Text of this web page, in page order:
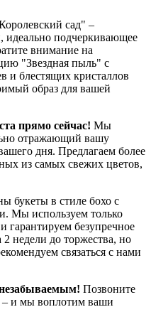
сад" –
идеально подчеркивающее
внимание на
"Звездная пыль" с
и блестящих кристаллов
образ для вашей
прямо сейчас! Мы
отражающий вашу
дня. Предлагаем более
из самых свежих цветов,
букеты в стиле бохо с
Мы используем только
гарантируем безупречное
недели до торжества, но
связаться с нами
Позвоните
– и мы воплотим ваши